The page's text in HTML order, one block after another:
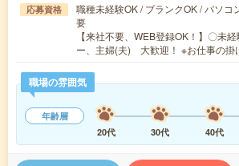
応募資格
職種未経験OK / ブランクOK / パソコ
要
【来社不要、WEB登録OK！】〇未
ー、主婦(夫) 大歓迎！ ※お仕事の
職場の雰囲気
年齢層
20代
30代 40代